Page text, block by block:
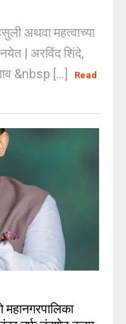
अथवा महत्वाच्या
| अरविंद शिंदे,
&nbsp [...]
Read